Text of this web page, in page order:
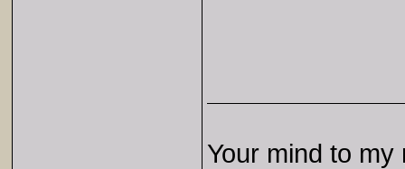
Your mind to my